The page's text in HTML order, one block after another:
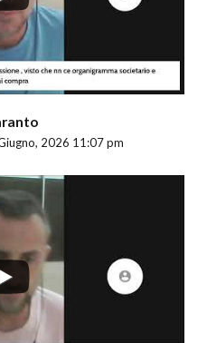
2026 11:07 pm